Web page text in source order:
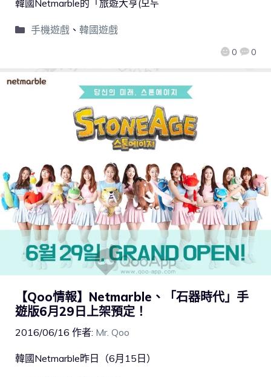
0 0
韓國Netmarble的「旅遊大亨(모두
手機遊戲、 韓國遊戲
【Qoo情報】Netmarble、「石器時代」手
遊版6月29日上架預定！
2016/06/16 作者: Mr. Qoo
韓國Netmarble昨日（6月15日）